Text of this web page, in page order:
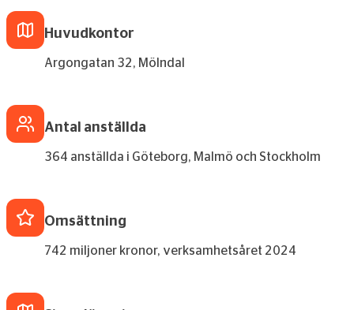
Huvudkontor
Argongatan 32, Mölndal
Antal anställda
364 anställda i Göteborg, Malmö och Stockholm
Omsättning
742 miljoner kronor, verksamhetsåret 2024